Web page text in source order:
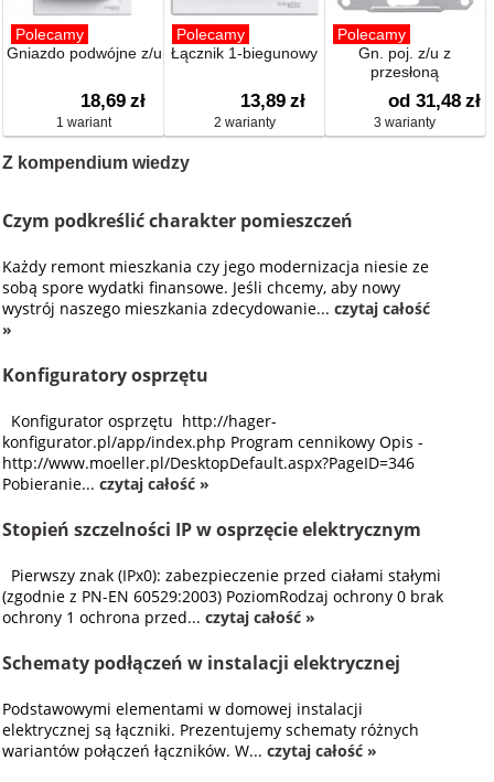
Polecamy
Gniazdo podwójne z/u
18,69 zł
1 wariant
Polecamy
Łącznik 1-biegunowy
13,89 zł
2 warianty
Polecamy
Gn. poj. z/u z
przesłoną
od 31,48 zł
3 warianty
Z kompendium wiedzy
Czym podkreślić charakter pomieszczeń
Każdy remont mieszkania czy jego modernizacja niesie ze
sobą spore wydatki finansowe. Jeśli chcemy, aby nowy
wystrój naszego mieszkania zdecydowanie...czytaj całość
»
Konfiguratory osprzętu
Konfigurator osprzętu http://hager-
konfigurator.pl/app/index.php Program cennikowy Opis -
http://www.moeller.pl/DesktopDefault.aspx?PageID=346
Pobieranie...czytaj całość »
Stopień szczelności IP w osprzęcie elektrycznym
Pierwszy znak (IPx0): zabezpieczenie przed ciałami stałymi
(zgodnie z PN-EN 60529:2003) PoziomRodzaj ochrony 0 brak
ochrony 1 ochrona przed...czytaj całość »
Schematy podłączeń w instalacji elektrycznej
Podstawowymi elementami w domowej instalacji
elektrycznej są łączniki. Prezentujemy schematy różnych
wariantów połączeń łączników. W...czytaj całość »